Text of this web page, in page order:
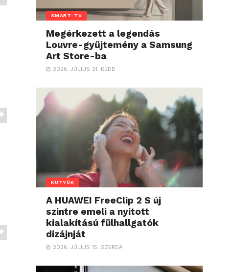
SMART-TV
Megérkezett a legendás
Louvre-gyűjtemény a Samsung
Art Store-ba
2026. JÚLIUS 21. KEDD
KÜTYÜK
A HUAWEI FreeClip 2 S új
szintre emeli a nyitott
kialakítású fülhallgatók
dizájnját
2026. JÚLIUS 15. SZERDA